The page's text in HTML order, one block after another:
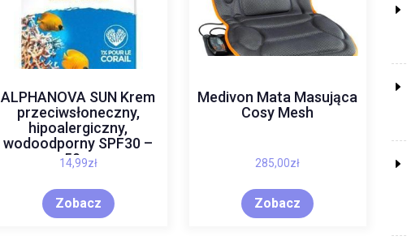
ALPHANOVA SUN Krem
przeciwsłoneczny,
hipoalergiczny,
wodoodporny SPF30 –
50 g
14,99zł
Zobacz
Medivon Mata Masująca
Cosy Mesh
285,00zł
Zobacz